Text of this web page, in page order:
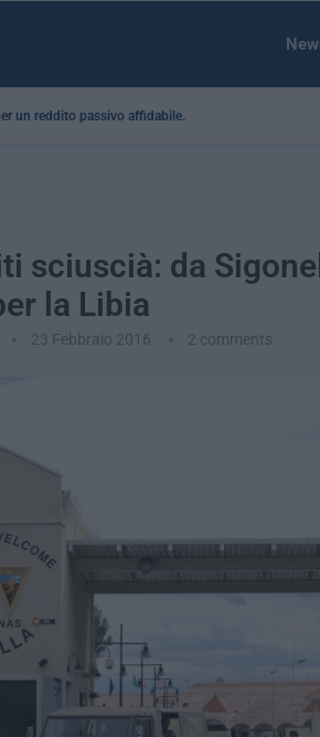
un reddito passivo affidabile...
sciuscià: da
la Libia
23 Febbraio 2016 2 comments